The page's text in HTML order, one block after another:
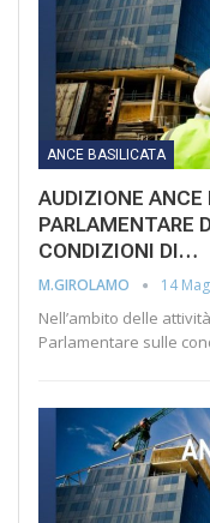
ANCE BASILICATA
AUDIZIONE
PARLAMENTARE
CONDIZIONI DI…
M.GIROLAMO 14
Nell’ambito delle
Parlamentare sulle